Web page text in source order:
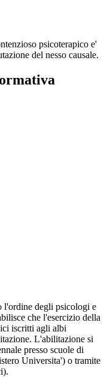
psicoterapico e'
del nesso causale.
l'ordine degli psicologi e
che l'esercizio della
iscritti agli albi
L'abilitazione si
presso scuole di
Universita') o tramite